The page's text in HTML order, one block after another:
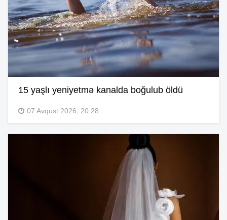
15 yaşlı yeniyetmə kanalda boğulub öldü
07 Avqust 2026, 20:28